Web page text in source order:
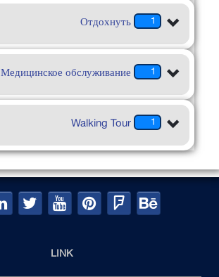
1
Отдохнуть
1
Медицинское обслуживание
1
Walking Tour
LINK